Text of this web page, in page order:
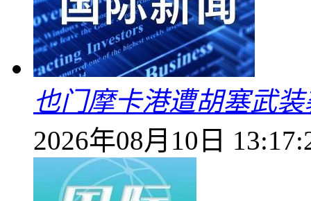
也门摩卡港遭胡塞武
2026年08月10日